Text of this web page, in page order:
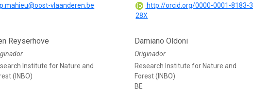
vlaanderen.be
http://orcid.org/0000-0001-8183-3
28X
Reyserhove
Institute for Nature and
(INBO)
Damiano Oldoni
Originador
Research Institute for Nature and
Forest (INBO)
BE